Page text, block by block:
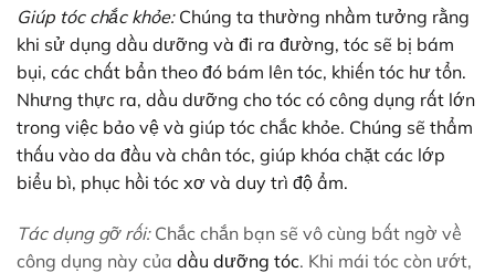
Giúp tóc chắc khỏe:Chúng ta thường nhầm tưởng rằng
khi sử dụng dầu dưỡng và đi ra đường, tóc sẽ bị bám
bụi, các chất bẩn theo đó bám lên tóc, khiến tóc hư tổn.
Nhưng thực ra, dầu dưỡng cho tóc có công dụng rất lớn
trong việc bảo vệ và giúp tóc chắc khỏe. Chúng sẽ thẩm
thấu vào da đầu và chân tóc, giúp khóa chặt các lớp
biểu bì, phục hồi tóc xơ và duy trì độ ẩm.
Tác dụng gỡ rối:Chắc chắn bạn sẽ vô cùng bất ngờ về
công dụng này của dầu dưỡng tóc. Khi mái tóc còn ướt,